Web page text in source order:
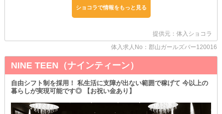
が…当店は一味違います♪
【ヒミツクラブ】では女の子は負担なくお仕事できるよう《ノル
また、お酒が苦手な子は《ノンアル勤務》でもOK♪
自分の体調や体質を優先しながら、無理なく自分のペースで働けま
◇移動方法はあなたにおまかせ◇
当店では『マイカー通勤』OKです！
日頃から車を利用している子には、嬉しいポイント♪
天候が悪い日や荷物が多い時も、ノンストレスで出退勤できますよ
◇事前の準備なし◇
ショコラで情報をもっと見る
提供元：体入ショコラ
体入求人No：郡山ガールズバー120016
NINE TEEN（ナインティーン）
自由シフト制を採用！ 私生活に支障が出ない範囲で稼げて 今以上の
暮らしが実現可能です◎ 【お祝い金あり】